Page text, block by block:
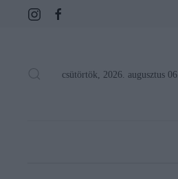
csütörtök, 2026. augusztus 06.